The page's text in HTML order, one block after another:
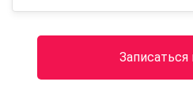
Записаться